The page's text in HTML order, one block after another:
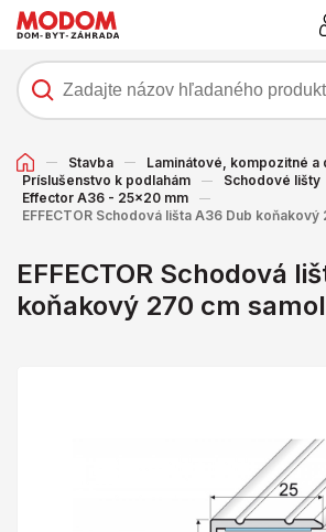
Stavba
Laminátové, kompozitné
Príslušenstvo k podlahám
Schodové lišty
Effector A36 - 25x20 mm
EFFECTOR Schodová lišta A36 Dub
EFFECTOR Schodová
koňakový 270 cm